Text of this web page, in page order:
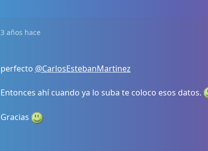
3 años hace
perfecto @CarlosEstebanMartinez
Entonces ahí cuando ya lo suba te coloco esos datos.
Gracias